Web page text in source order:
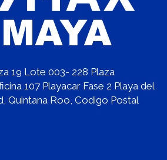
19 Lote 003- 228 Plaza
107 Playacar Fase 2 Playa del
Quintana Roo, Codigo Postal